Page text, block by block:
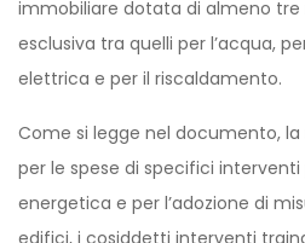
immobiliare dotata di almeno
esclusiva tra quelli per l’acqua,
elettrica e per il riscaldamento.
Come si legge nel documento,
per le spese di specifici
energetica e per l’adozione di
edifici, i cosiddetti interventi